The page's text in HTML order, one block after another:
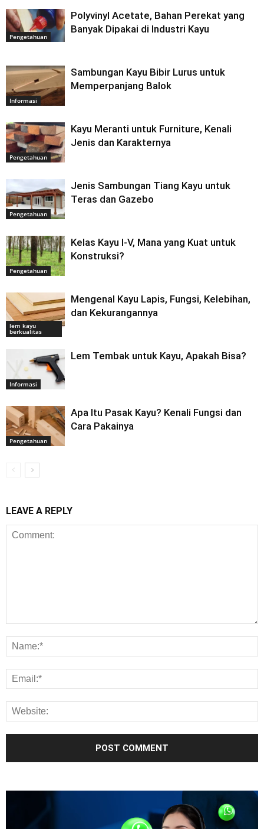
Pengetahuan
Polyvinyl Acetate, Bahan Perekat yang
Banyak Dipakai di Industri Kayu
Informasi
Sambungan Kayu Bibir Lurus untuk
Memperpanjang Balok
Pengetahuan
Kayu Meranti untuk Furniture, Kenali
Jenis dan Karakternya
Pengetahuan
Jenis Sambungan Tiang Kayu untuk
Teras dan Gazebo
Pengetahuan
Kelas Kayu I-V, Mana yang Kuat untuk
Konstruksi?
lem kayu
berkualitas
Mengenal Kayu Lapis, Fungsi, Kelebihan,
dan Kekurangannya
Informasi
Lem Tembak untuk Kayu, Apakah Bisa?
Pengetahuan
Apa Itu Pasak Kayu? Kenali Fungsi dan
Cara Pakainya
LEAVE A REPLY